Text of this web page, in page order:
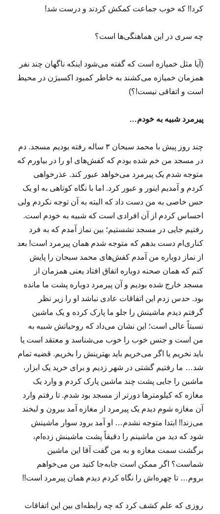
کرد!! که خوب جماعت کمکش کردند و درست شد!
چه سری در این هماهنگی‌ها است؟
(آیا مثل خمیازه است که گفته می‌شود اینکه ناگهان چند نفر
همزمان خمیازه می‌کشند به خاطر کمبود اکسیژن در محیط
است و اتفاقی نیست!؟)
پیرمرد شبیه به خودم…
چند روز پیش با محمد سبحان ۳ ساله رفته بودیم مسجد. دم
در مسجد من خم شده بودم که کفش‌های او را در بیاورم که
متوجه شدم یک پیرمرد می‌خواهد عبور کند. عذرخواهی
کردم و آمدیم اینور و عبور کرد. اما با نگاه کوتاهی به او یک
حس خاصی به من دست داد که البته به آن توجه نکردم ولی
احساس کردم از آن افرادی است که شبیه به خودم است.
رفتیم جایی در مسجد نشستیم؛ بین نماز آمدم که به فرد
کناری‌ام دست بدهم که متوجه شدم همان پیرمرد است! بعد
از نماز دوباره من آمدم کفش‌های محمد سبحان را پایش
کنم که همان صحنه دوباره اتفاق افتاد یعنی همزمان از
مسجد خارج شده بودیم و آن پیرمرد دوباره پشت ما مانده
بود. حدس زدم این اتفاقات عادی نباشد او را زیر نظر
گرفتم دیدم ماشینش را جلو ما پارک کرده و یک ماشین
نسبتاً عالی است؛ این نشان می‌داد که روحیاتش شبیه به
من است و جنس خوب را خوب می‌شناسد و معتقد است یا
باید نخریم یا اگر می‌خریم باید بهترینش را بخریم. قضیه تمام
شد… ما رفتیم گشتی در شهر زدیم و برای خرید یک ابزار،
ماشین را جایی پشت چند ماشین پارک کردم و وارد یک
مغازه که کیلومترها دورتر از مسجد بود شدم. تا رفتم وارد
آن مغازه شوم دیدم یک پیرمرد از مغازه آمد بیرون و لبخند
می‌زند!! ابتدا متوجه نشدم… او آمد برود سوار ماشینش
شود که دید من ماشینم را دقیقاً پشت ماشینش زده‌ام،
برگشت سمت مغازه و به من گفت آقا این ماشین
شماست؟ اگر ممکن است جابه‌جا کنید من می‌خواهم
بروم… تا چهره‌اش را نگاه کردم دیدم همان پیرمرد است!!
روزی که علم کشف کرد که چه رابطه‌ای بین این اتفاقات